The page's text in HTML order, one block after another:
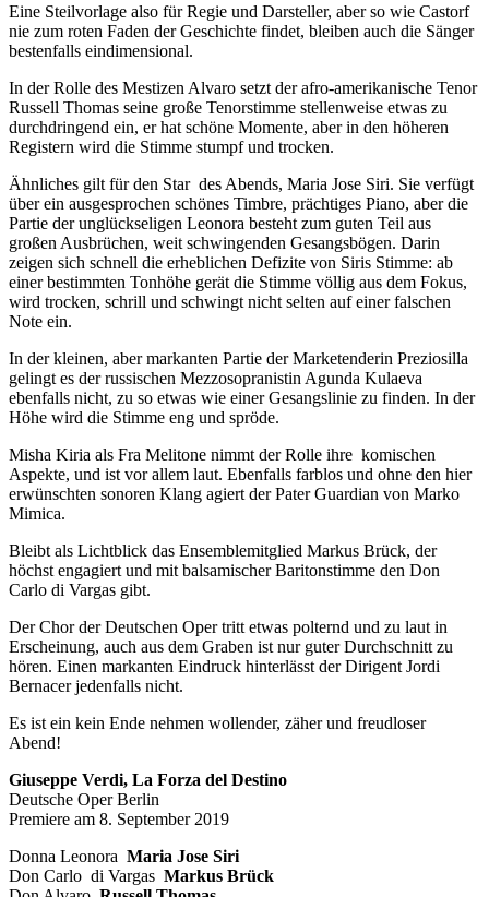
Eine Steilvorlage also für Regie und Darsteller, aber so wie Castorf
nie zum roten Faden der Geschichte findet, bleiben auch die Sänger
bestenfalls eindimensional.
In der Rolle des Mestizen Alvaro setzt der afro-amerikanische Tenor
Russell Thomas seine große Tenorstimme stellenweise etwas zu
durchdringend ein, er hat schöne Momente, aber in den höheren
Registern wird die Stimme stumpf und trocken.
Ähnliches gilt für den Star des Abends, Maria Jose Siri. Sie verfügt
über ein ausgesprochen schönes Timbre, prächtiges Piano, aber die
Partie der unglückseligen Leonora besteht zum guten Teil aus
großen Ausbrüchen, weit schwingenden Gesangsbögen. Darin
zeigen sich schnell die erheblichen Defizite von Siris Stimme: ab
einer bestimmten Tonhöhe gerät die Stimme völlig aus dem Fokus,
wird trocken, schrill und schwingt nicht selten auf einer falschen
Note ein.
In der kleinen, aber markanten Partie der Marketenderin Preziosilla
gelingt es der russischen Mezzosopranistin Agunda Kulaeva
ebenfalls nicht, zu so etwas wie einer Gesangslinie zu finden. In der
Höhe wird die Stimme eng und spröde.
Misha Kiria als Fra Melitone nimmt der Rolle ihre komischen
Aspekte, und ist vor allem laut. Ebenfalls farblos und ohne den hier
erwünschten sonoren Klang agiert der Pater Guardian von Marko
Mimica.
Bleibt als Lichtblick das Ensemblemitglied Markus Brück, der
höchst engagiert und mit balsamischer Baritonstimme den Don
Carlo di Vargas gibt.
Der Chor der Deutschen Oper tritt etwas polternd und zu laut in
Erscheinung, auch aus dem Graben ist nur guter Durchschnitt zu
hören. Einen markanten Eindruck hinterlässt der Dirigent Jordi
Bernacer jedenfalls nicht.
Es ist ein kein Ende nehmen wollender, zäher und freudloser
Abend!
Giuseppe Verdi, La Forza del Destino
Deutsche Oper Berlin
Premiere am 8. September 2019
Donna Leonora Maria Jose Siri
Don Carlo di Vargas Markus Brück